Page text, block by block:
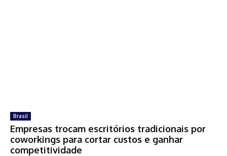
Brasil
Empresas trocam escritórios tradicionais por
coworkings para cortar custos e ganhar
competitividade